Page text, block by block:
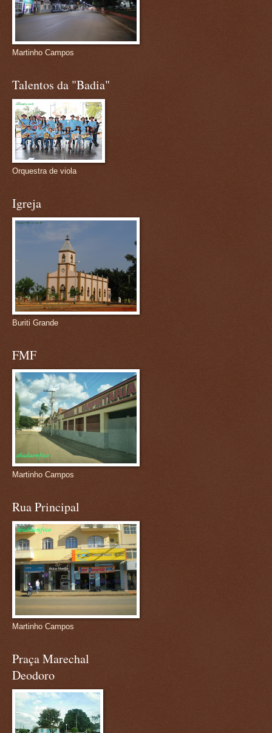
Martinho Campos
Talentos da "Badia"
Orquestra de viola
Igreja
Buriti Grande
FMF
Martinho Campos
Rua Principal
Martinho Campos
Praça Marechal
Deodoro